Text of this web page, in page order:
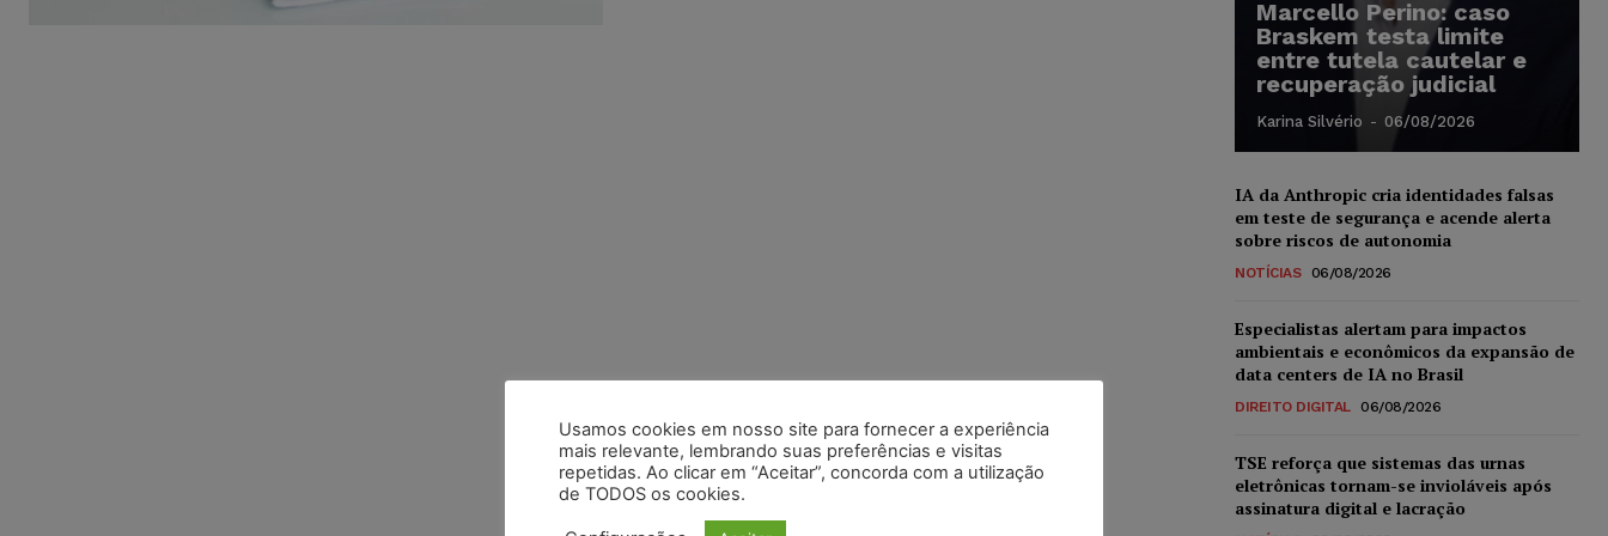
Marcello Perino: caso
Braskem testa limite
entre tutela cautelar e
recuperação judicial
Karina Silvério - 06/08/2026
IA da Anthropic cria identidades falsas
em teste de segurança e acende alerta
sobre riscos de autonomia
NOTÍCIAS 06/08/2026
Especialistas alertam para impactos
ambientais e econômicos da expansão de
data centers de IA no Brasil
DIREITO DIGITAL 06/08/2026
TSE reforça que sistemas das urnas
eletrônicas tornam-se invioláveis após
assinatura digital e lacração
Usamos cookies em nosso site para fornecer a experiência
mais relevante, lembrando suas preferências e visitas
repetidas. Ao clicar em “Aceitar”, concorda com a utilização
de TODOS os cookies.